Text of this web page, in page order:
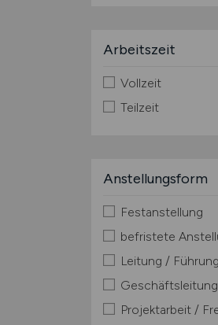
Arbeitszeit
Vollzeit
Teilzeit
Anstellungsform
Festanstellung
befristete
Leitung / Führung
Projektarbeit /